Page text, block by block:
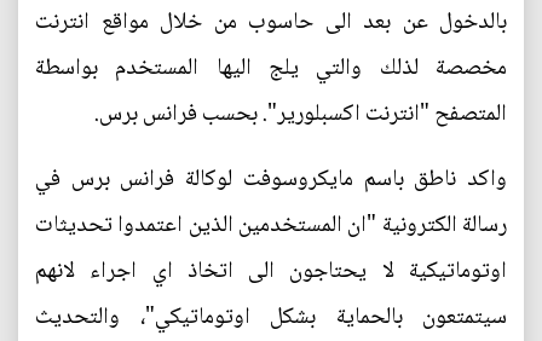
بالدخول عن بعد الى حاسوب من خلال مواقع انترنت
مخصصة لذلك والتي يلج اليها المستخدم بواسطة
المتصفح "انترنت اكسبلورير". بحسب فرانس برس.
واكد ناطق باسم مايكروسوفت لوكالة فرانس برس في
رسالة الكترونية "ان المستخدمين الذين اعتمدوا تحديثات
اوتوماتيكية لا يحتاجون الى اتخاذ اي اجراء لانهم
سيتمتعون بالحماية بشكل اوتوماتيكي"، والتحديث